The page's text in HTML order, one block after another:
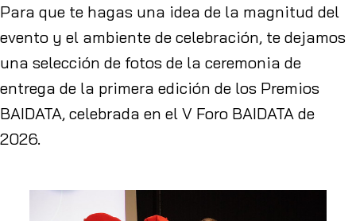
Para que te hagas una idea de la magnitud del
evento y el ambiente de celebración, te dejamos
una selección de fotos de la ceremonia de
entrega de la primera edición de los Premios
BAIDATA, celebrada en el V Foro BAIDATA de
2026.